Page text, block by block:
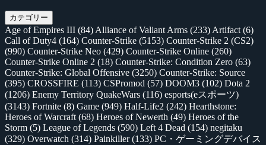
カテゴリー
Age of Empires III (84) Alliance of Valiant Arms (233) Artifact (6)
Call of Duty4 (164) Counter-Strike (5153) Counter-Strike 2 (CS2)
(990) Counter-Strike Neo (429) Counter-Strike Online (260)
Counter-Strike Online 2 (18) Counter-Strike: Condition Zero (63)
Counter-Strike: Global Offensive (3250) Counter-Strike: Source
(395) CROSSFIRE (113) CSPromod (57) DOOM3 (102) Dota 2
(1206) Enemy Territory QuakeWars (116) esports(eスポーツ)
(3143) Fortnite (8) Game (949) Half-Life2 (242) Hearthstone:
Heroes of Warcraft (68) Heroes of Newerth (49) Heroes of the
Storm (5) League of Legends (590) Left 4 Dead (154) negitaku
(329) Overwatch (314) Painkiller(133) PC・ゲーミングデバイス